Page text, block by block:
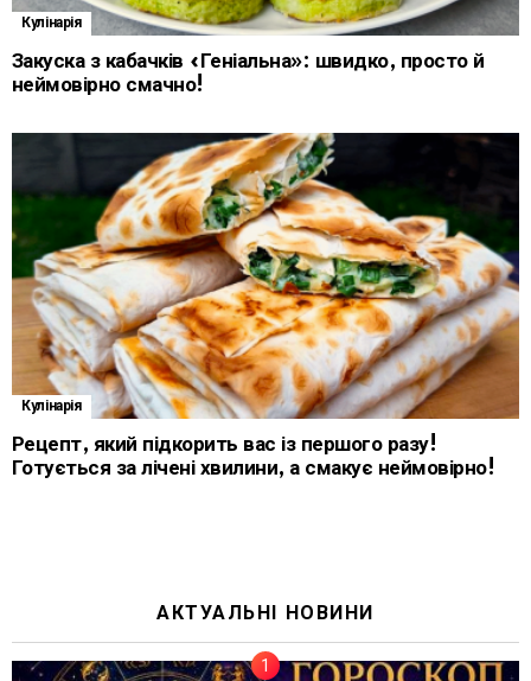
Кулінарія
Закуска з кабачків «Геніальна»: швидко, просто й
неймовірно смачно!
Кулінарія
Рецепт, який підкорить вас із першого разу!
Готується за лічені хвилини, а смакує неймовірно!
АКТУАЛЬНІ НОВИНИ